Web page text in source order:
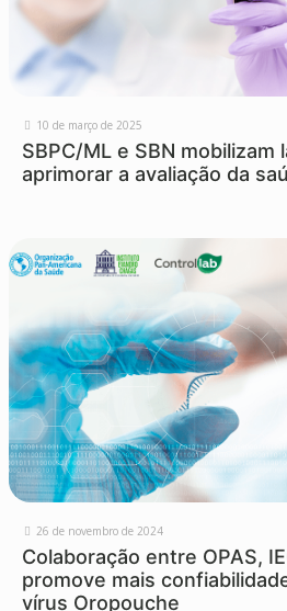
10 de março de 2025
SBPC/ML e SBN mobilizam
aprimorar a avaliação da
26 de novembro de 2024
Colaboração entre OPAS,
promove mais
vírus Oropouche